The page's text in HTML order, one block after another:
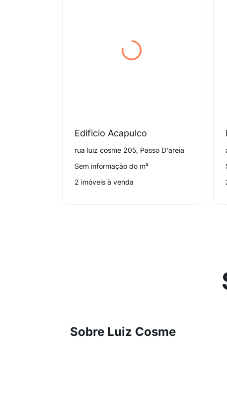
Edificio Acapulco
rua luiz cosme 205, Passo D'areia
Sem informação do m²
2 imóveis à venda
Sobre Luiz Cosme